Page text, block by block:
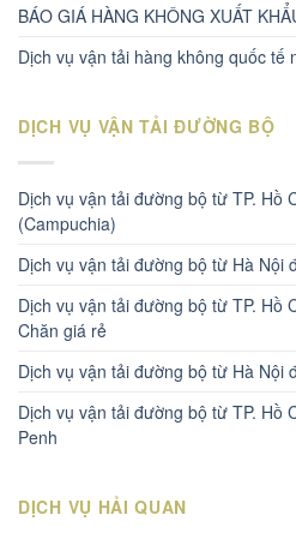
BÁO GIÁ HÀNG KHÔNG XUẤT
Dịch vụ vận tải hàng không quốc tế
DỊCH VỤ VẬN TẢI ĐƯỜNG BỘ
Dịch vụ vận tải đường bộ từ TP. Hồ
(Campuchia)
Dịch vụ vận tải đường bộ từ Hà Nội
Dịch vụ vận tải đường bộ từ TP. Hồ
Chăn giá rẻ
Dịch vụ vận tải đường bộ từ Hà Nội
Dịch vụ vận tải đường bộ từ TP. Hồ
Penh
DỊCH VỤ HẢI QUAN